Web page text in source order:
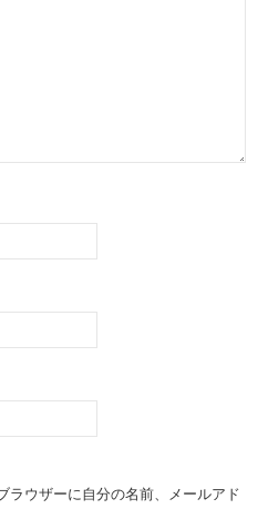
ラウザーに自分の名前、メールアド